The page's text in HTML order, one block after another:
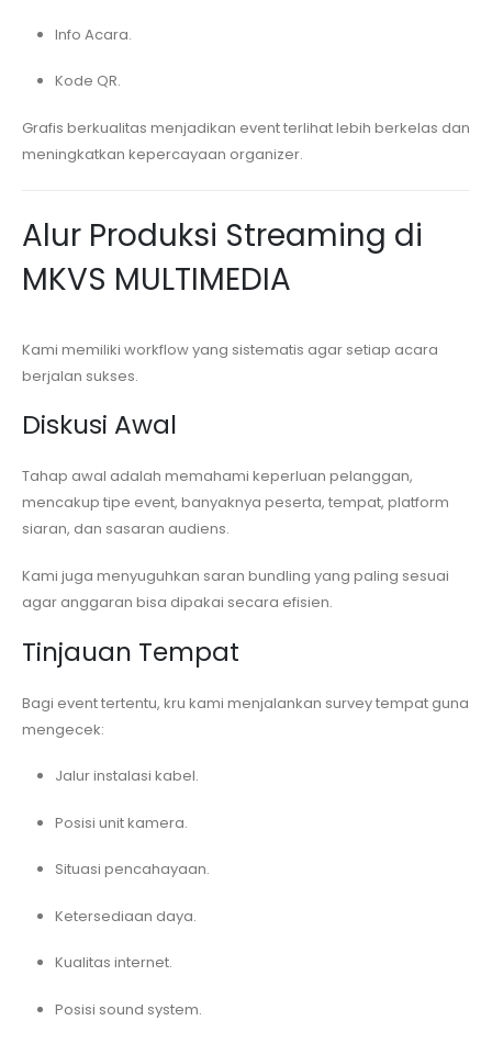
Info Acara.
Kode QR.
Grafis berkualitas menjadikan event terlihat lebih berkelas dan
meningkatkan kepercayaan organizer.
Alur Produksi Streaming di
MKVS MULTIMEDIA
Kami memiliki workflow yang sistematis agar setiap acara
berjalan sukses.
Diskusi Awal
Tahap awal adalah memahami keperluan pelanggan,
mencakup tipe event, banyaknya peserta, tempat, platform
siaran, dan sasaran audiens.
Kami juga menyuguhkan saran bundling yang paling sesuai
agar anggaran bisa dipakai secara efisien.
Tinjauan Tempat
Bagi event tertentu, kru kami menjalankan survey tempat guna
mengecek:
Jalur instalasi kabel.
Posisi unit kamera.
Situasi pencahayaan.
Ketersediaan daya.
Kualitas internet.
Posisi sound system.